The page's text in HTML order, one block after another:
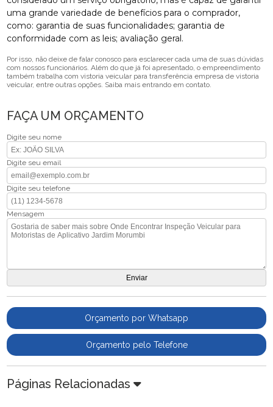
uma grande variedade de benefícios para o comprador,
como: garantia de suas funcionalidades; garantia de
conformidade com as leis; avaliação geral.
Por isso, não deixe de falar conosco para esclarecer cada uma de suas dúvidas
com nossos funcionários. Além do que já foi apresentado, o empreendimento
também trabalha com vistoria veicular para transferência empresa de vistoria
veicular, entre outras opções. Saiba mais entrando em contato.
FAÇA UM ORÇAMENTO
Digite seu nome
Digite seu email
Digite seu telefone
Mensagem
Orçamento por Whatsapp
Orçamento pelo Telefone
Páginas Relacionadas